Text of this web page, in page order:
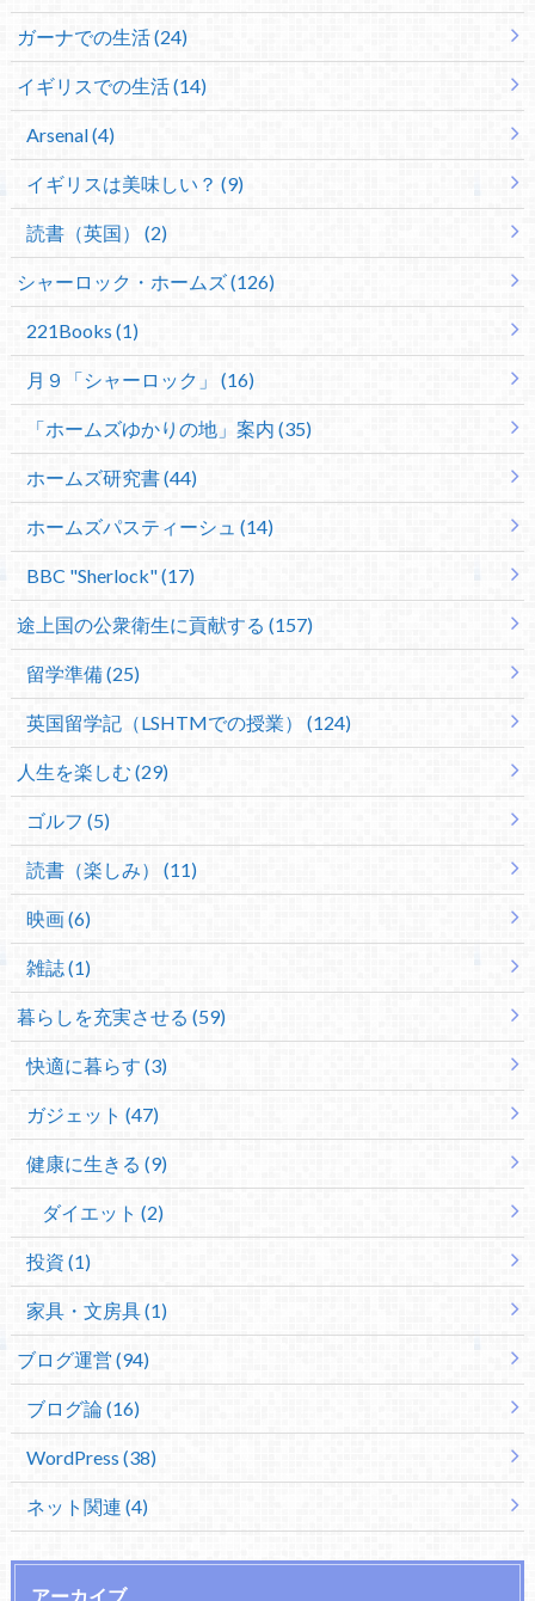
ガーナでの生活 (24)
イギリスでの生活 (14)
Arsenal (4)
イギリスは美味しい？ (9)
読書（英国） (2)
シャーロック・ホームズ (126)
221Books (1)
月９「シャーロック」 (16)
「ホームズゆかりの地」案内 (35)
ホームズ研究書 (44)
ホームズパスティーシュ (14)
BBC "Sherlock" (17)
途上国の公衆衛生に貢献する (157)
留学準備 (25)
英国留学記（LSHTMでの授業） (124)
人生を楽しむ (29)
ゴルフ (5)
読書（楽しみ） (11)
映画 (6)
雑誌 (1)
暮らしを充実させる (59)
快適に暮らす (3)
ガジェット (47)
健康に生きる (9)
ダイエット (2)
投資 (1)
家具・文房具 (1)
ブログ運営 (94)
ブログ論 (16)
WordPress (38)
ネット関連 (4)
アーカイブ